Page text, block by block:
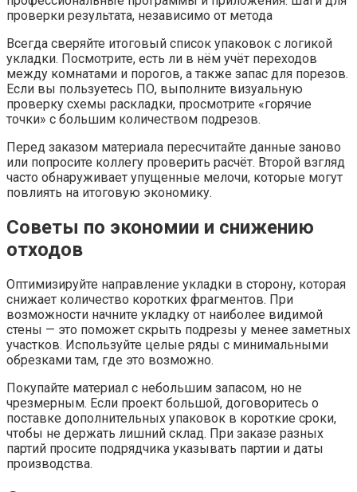
Всегда сверяйте итоговый список упаковок с логикой
укладки. Посмотрите, есть ли в нём учёт переходов
между комнатами и порогов, а также запас для порезов.
Если вы пользуетесь ПО, выполните визуальную
проверку схемы раскладки, просмотрите «горячие
точки» с большим количеством подрезов.
Перед заказом материала пересчитайте данные заново
или попросите коллегу проверить расчёт. Второй взгляд
часто обнаруживает упущенные мелочи, которые могут
повлиять на итоговую экономику.
Советы по экономии и снижению
отходов
Оптимизируйте направление укладки в сторону, которая
снижает количество коротких фрагментов. При
возможности начните укладку от наиболее видимой
стены — это поможет скрыть подрезы у менее заметных
участков. Используйте целые ряды с минимальными
обрезками там, где это возможно.
Покупайте материал с небольшим запасом, но не
чрезмерным. Если проект большой, договоритесь о
поставке дополнительных упаковок в короткие сроки,
чтобы не держать лишний склад. При заказе разных
партий просите подрядчика указывать партии и даты
производства.